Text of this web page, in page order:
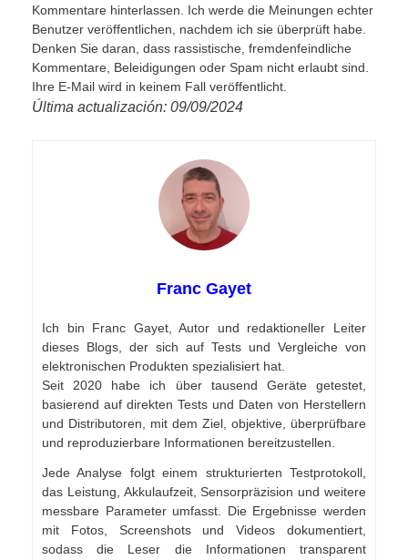
Kommentare hinterlassen. Ich werde die Meinungen echter
Benutzer veröffentlichen, nachdem ich sie überprüft habe.
Denken Sie daran, dass rassistische, fremdenfeindliche
Kommentare, Beleidigungen oder Spam nicht erlaubt sind.
Ihre E-Mail wird in keinem Fall veröffentlicht.
Última actualización: 09/09/2024
Franc Gayet
Ich bin Franc Gayet, Autor und redaktioneller Leiter
dieses Blogs, der sich auf Tests und Vergleiche von
elektronischen Produkten spezialisiert hat.
Seit 2020 habe ich über tausend Geräte getestet,
basierend auf direkten Tests und Daten von Herstellern
und Distributoren, mit dem Ziel, objektive, überprüfbare
und reproduzierbare Informationen bereitzustellen.
Jede Analyse folgt einem strukturierten Testprotokoll,
das Leistung, Akkulaufzeit, Sensorpräzision und weitere
messbare Parameter umfasst. Die Ergebnisse werden
mit Fotos, Screenshots und Videos dokumentiert,
sodass die Leser die Informationen transparent